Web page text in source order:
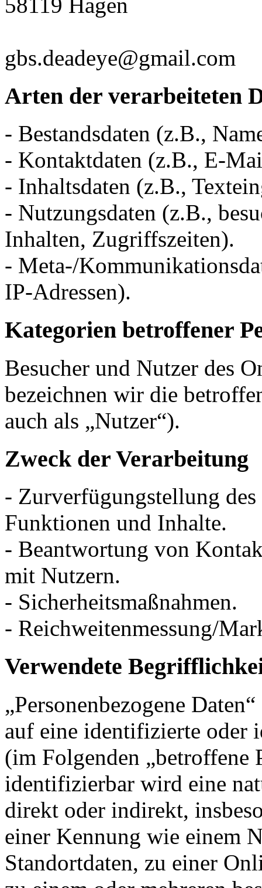
gbs.deadeye@gmail.com
Arten der verarbeiteten
- Bestandsdaten (z.B.,
- Kontaktdaten (z.B., E-
- Inhaltsdaten (z.B.,
- Nutzungsdaten (z.B.,
Inhalten, Zugriffszeiten).
- Meta-/
IP-Adressen).
Kategorien betroffener
Besucher und Nutzer des
bezeichnen wir die
auch als „Nutzer“).
Zweck der Verarbeitung
- Zurverfügungstellung
Funktionen und Inhalte.
- Beantwortung von
mit Nutzern.
- Sicherheitsmaßnahmen.
- Reichweitenmessung/
Verwendete
„Personenbezogene
auf eine identifizierte oder
(im Folgenden „betroffene
identifizierbar wird eine
direkt oder indirekt,
einer Kennung wie einem
Standortdaten, zu einer